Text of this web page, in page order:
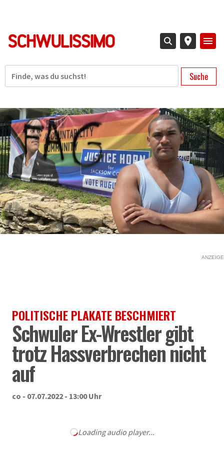
Suche
ANZEIGE
POLITISCHE PLAKATE BESCHMIERT
Schwuler Ex-Wrestler gibt
trotz Hassverbrechen nicht
auf
co - 07.07.2022 - 13:00 Uhr
Loading audio player...